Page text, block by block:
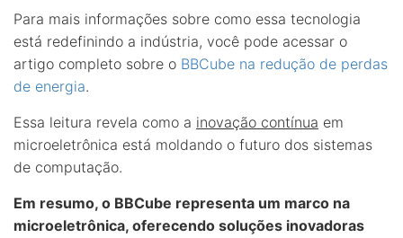
Para mais informações sobre como essa tecnologia
está redefinindo a indústria, você pode acessar o
artigo completo sobre o BBCube na redução de perdas
de energia.
Essa leitura revela como a inovação contínua em
microeletrônica está moldando o futuro dos sistemas
de computação.
Em resumo, o BBCube representa um marco na
microeletrônica, oferecendo soluções inovadoras